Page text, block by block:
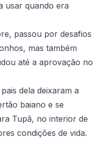
usar quando era
passou por desafios
mas também
até a aprovação no
dela deixaram a
baiano e se
Tupã, no interior de
condições de vida.